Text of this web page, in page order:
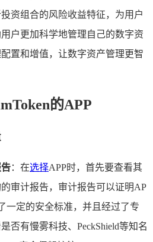
资组合的风险收益特征，为用户
户更加科学地管理自己的数字资
置和增值，让数字资产管理更智
的APP
：在选择APP时，首先要查看其
审计报告，审计报告可以证明AP
一定的安全标准，并且经过了专
否有慢雾科技、PeckShield等知名